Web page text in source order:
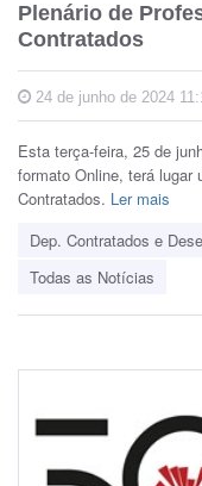
Plenário de
Contratados
24 de junho de 2024
Esta terça-feira, 25 de
formato Online, terá lugar
Contratados. Ler mais
Dep. Contratados e
Todas as Notícias